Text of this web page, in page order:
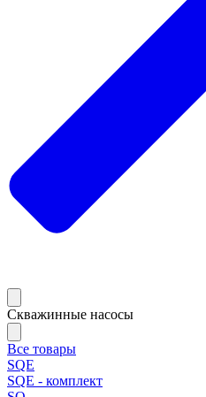
Скважинные насосы
Все товары
SQE
SQE - комплект